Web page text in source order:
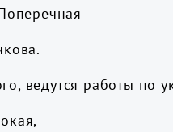
ведутся работы по